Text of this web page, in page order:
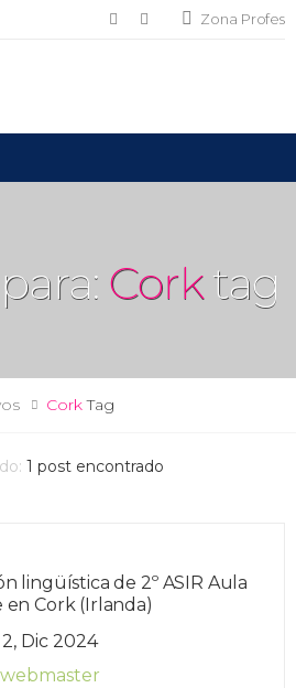
Zona Profes
menu
Corktag
CorkTag
1 post encontrado
lingüística de 2º ASIR Aula
en Cork (Irlanda)
2, Dic 2024
webmaster